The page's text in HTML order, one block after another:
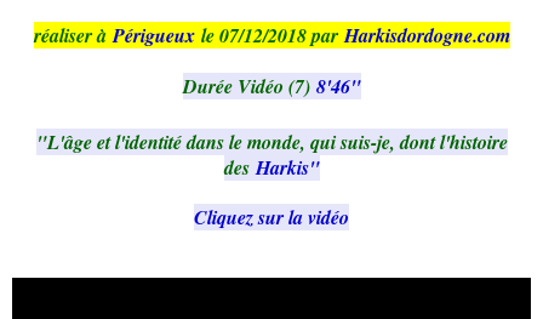
réaliser à Périgueux le 07/12/2018 parHarkisdordogne.com
Durée Vidéo (7) 8'46"
"L'âge et l'identité dans le monde, qui suis-je, dont l'histoire
des Harkis"
Cliquez sur la vidéo